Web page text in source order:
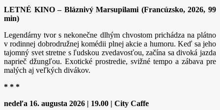
LETNÉ KINO – Bláznivý Marsupilami (Francúzsko, 2026, 99
min)
Legendárny tvor s nekonečne dlhým chvostom prichádza na plátno
v rodinnej dobrodružnej komédii plnej akcie a humoru. Keď sa jeho
tajomný svet stretne s ľudskou zvedavosťou, začína sa divoká jazda
naprieč džungľou. Exotické prostredie, svižné tempo a zábava pre
malých aj veľkých divákov.
* * *
nedeľa 16. augusta 2026 | 19.00 | City Caffe